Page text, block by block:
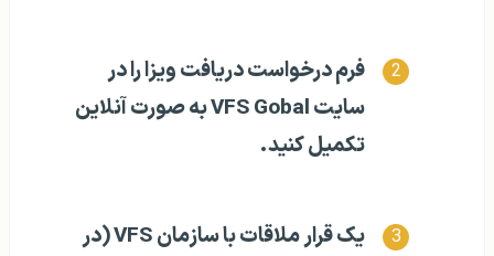
فرم درخواست دریافت ویزا را در
سایت VFS Gobal به صورت آنلاین
تکمیل کنید.
یک قرار ملاقات با سازمان VFS (در